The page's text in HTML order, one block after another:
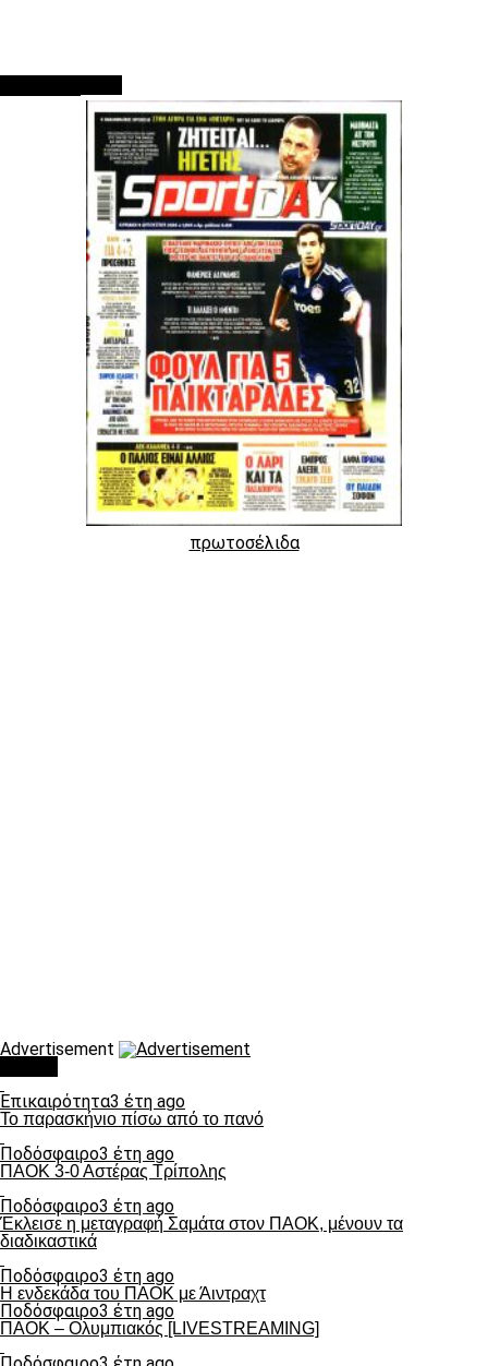
πρωτοσέλιδα
Advertisement
Επικαιρότητα3 έτη ago
Το παρασκήνιο πίσω από το πανό
Ποδόσφαιρο3 έτη ago
ΠΑΟΚ 3-0 Αστέρας Τρίπολης
Ποδόσφαιρο3 έτη ago
Έκλεισε η μεταγραφή Σαμάτα στον ΠΑΟΚ, μένουν τα
διαδικαστικά
Ποδόσφαιρο3 έτη ago
Η ενδεκάδα του ΠΑΟΚ με Άιντραχτ
Ποδόσφαιρο3 έτη ago
ΠΑΟΚ – Ολυμπιακός [LIVESTREAMING]